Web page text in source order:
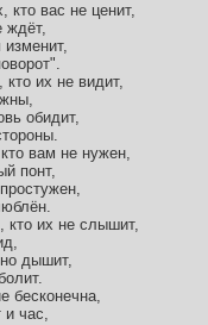
кто вас не ценит,
ждёт,
кто их не видит,
обидит,
вам не нужен,
понт,
кто их не слышит,
дышит,
бесконечна,
и час,